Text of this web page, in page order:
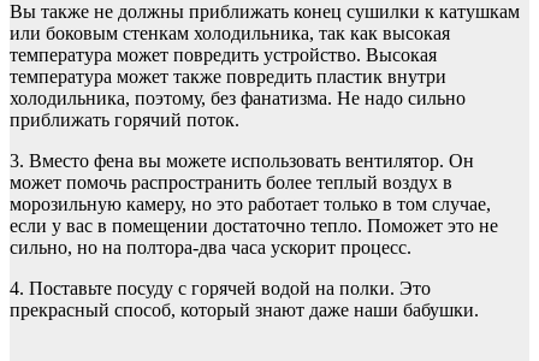
Вы также не должны приближать конец сушилки к катушкам
или боковым стенкам холодильника, так как высокая
температура может повредить устройство. Высокая
температура может также повредить пластик внутри
холодильника, поэтому, без фанатизма. Не надо сильно
приближать горячий поток.
3. Вместо фена вы можете использовать вентилятор. Он
может помочь распространить более теплый воздух в
морозильную камеру, но это работает только в том случае,
если у вас в помещении достаточно тепло. Поможет это не
сильно, но на полтора-два часа ускорит процесс.
4. Поставьте посуду с горячей водой на полки. Это
прекрасный способ, который знают даже наши бабушки.